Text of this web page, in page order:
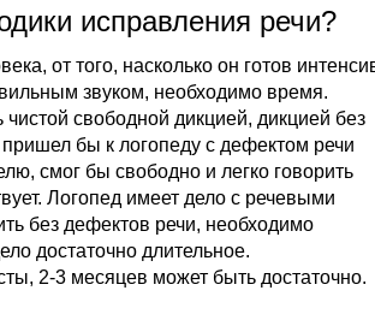
исправления речи?
от того, насколько он готов
звуком, необходимо время.
свободной дикцией, дикцией без
бы к логопеду с дефектом речи
смог бы свободно и легко говорить
Логопед имеет дело с речевыми
без дефектов речи, необходимо
достаточно длительное.
2-3 месяцев может быть достаточно.